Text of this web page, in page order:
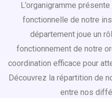
L’organigramme
fonctionnelle de notre
département joue un
fonctionnement de notre
coordination efficace pour
Découvrez la répartition de
entre nos